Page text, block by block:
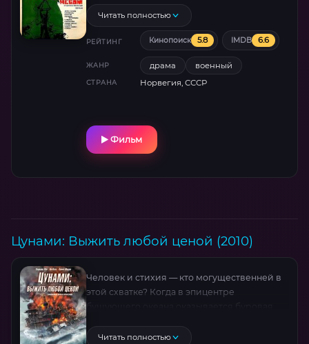
Командованию Советской Армии стало
известно о намерениях гитлеровцев
взорвать старые штольни города, но
советским солдатам удалось предотвратить
Читать полностью
РЕЙТИНГ Кинопоиск 5.8 IMDB 6.6
ЖАНР драма военный
СТРАНА Норвегия, СССР
Фильм
Цунами: Выжить любой ценой (2010)
Человек и стихия — кто могущественней в
этой схватке? Когда в эпицентре
бушующего океана оказывается буровая
береговые и спецотряды — мобилизуются,
Читать полностью